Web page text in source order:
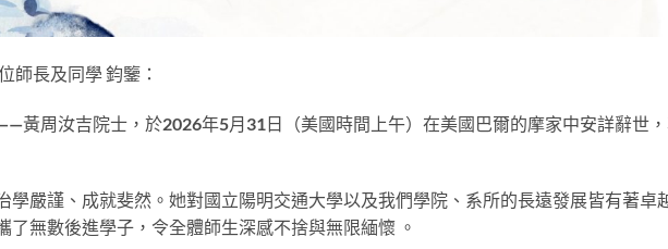
師長及同學 鈞鑒：
黃周汝吉院士，於2026年5月31日（美國時間上午）在美國巴爾的摩家中安詳辭世
學嚴謹、成就斐然。她對國立陽明交通大學以及我們學院、系所的長遠發展皆有著卓
了無數後進學子，令全體師生深感不捨與無限緬懷 。